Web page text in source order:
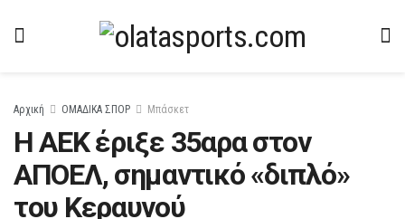
Αρχική ΟΜΑΔΙΚΑ ΣΠΟΡ Μπάσκετ
H AEK έριξε 35αρα στον
ΑΠΟΕΛ, σημαντικό «διπλό»
του Κεραυνού